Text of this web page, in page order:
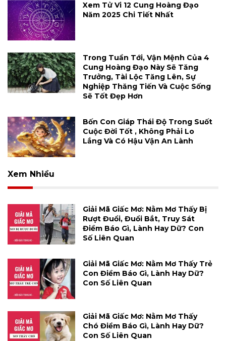
Xem Tử Vi 12 Cung Hoàng Đạo
Năm 2025 Chi Tiết Nhất
Trong Tuần Tới, Vận Mệnh Của 4
Cung Hoàng Đạo Này Sẽ Tăng
Trưởng, Tài Lộc Tăng Lên, Sự
Nghiệp Thăng Tiến Và Cuộc Sống
Sẽ Tốt Đẹp Hơn
Bốn Con Giáp Thái Độ Trong Suốt
Cuộc Đời Tốt , Không Phải Lo
Lắng Và Có Hậu Vận An Lành
Xem Nhiều
Giải Mã Giấc Mơ: Nằm Mơ Thấy Bị
Rượt Đuổi, Đuổi Bắt, Truy Sát
Điềm Báo Gì, Lành Hay Dữ? Con
Số Liên Quan
Giải Mã Giấc Mơ: Nằm Mơ Thấy Trẻ
Con Điềm Báo Gì, Lành Hay Dữ?
Con Số Liên Quan
Giải Mã Giấc Mơ: Nằm Mơ Thấy
Chó Điềm Báo Gì, Lành Hay Dữ?
Con Số Liên Quan